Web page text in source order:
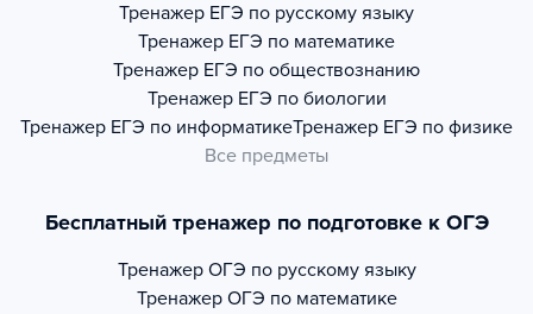
Тренажер ЕГЭ по русскому языку
Тренажер ЕГЭ по математике
Тренажер ЕГЭ по обществознанию
Тренажер ЕГЭ по биологии
Тренажер ЕГЭ по информатикеТренажер ЕГЭ по физике
Все предметы
Бесплатный тренажер по подготовке к ОГЭ
Тренажер ОГЭ по русскому языку
Тренажер ОГЭ по математике